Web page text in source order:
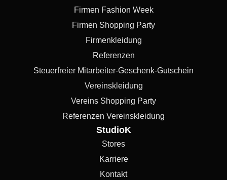
Firmen Fashion Week
Firmen Shopping Party
Firmenkleidung
Referenzen
Steuerfreier Mitarbeiter-Geschenk-Gutschein
Vereinskleidung
Vereins Shopping Party
Referenzen Vereinskleidung
StudioK
Stores
Karriere
Kontakt